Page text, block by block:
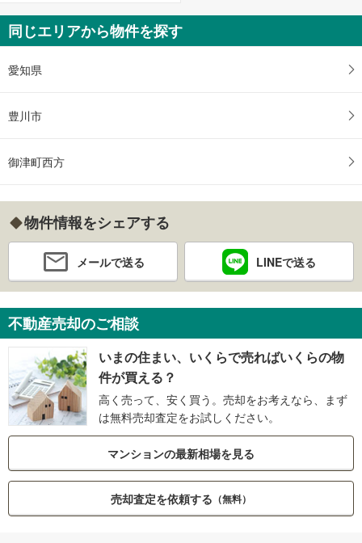
同じエリアから物件を探す
愛知県
豊川市
御津町西方
物件情報をシェアする
メールで送る LINEで送る
不動産売却のご相談
いまの住まい、いくらで売ればいくらの物
件が買える？
高く売って、安く買う。売却をお考えなら、まず
は無料売却査定をお試しください。
マンションの最新相場を見る
売却査定を依頼する （無料）